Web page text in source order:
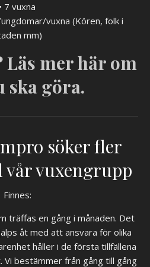
• 7 vuxna
vuxna (Kören, folk i
mm)
mer här om
ska göra.
söker fler
vuxengrupp
Finnes:
träffas en gång i månaden. Det
åt med att ansvara för olika
håller i de första tillfällena
Vi bestämmer från gång till gång